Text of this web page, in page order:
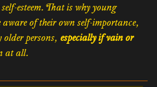
esteem. That is why young
of their own self-importance,
persons, especially if vain or
at all.